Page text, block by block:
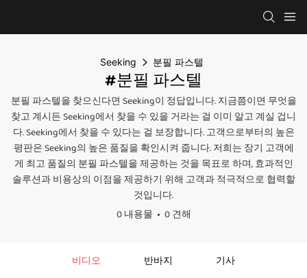
Seeking 분필 파스텔
#분필 파스텔
분필 파스텔을 찾으신다면 Seeking이 정답입니다. 지금쯤이면 무엇을
찾고 계시든 Seeking에서 찾을 수 있을 거라는 걸 이미 알고 계실 겁니
다. Seeking에서 찾을 수 있다는 걸 보장합니다. 고객으로부터의 높은
평판은 Seeking의 높은 품질을 확인시켜 줍니다. 저희는 장기 고객에
게 최고 품질의 분필 파스텔을 제공하는 것을 목표로 하며, 효과적인
솔루션과 비용상의 이점을 제공하기 위해 고객과 적극적으로 협력할
것입니다.
0 내용물
0 견해
비디오 반바지 기사